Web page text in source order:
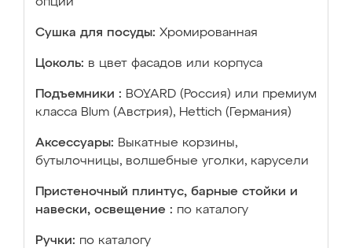
Сушка для посуды: Хромированная
Цоколь: в цвет фасадов или корпуса
Подъемники : BOYARD (Россия) или премиум
класса Blum (Австрия), Hettich (Германия)
Аксессуары: Выкатные корзины,
бутылочницы, волшебные уголки, карусели
Пристеночный плинтус, барные стойки и
навески, освещение : по каталогу
Ручки: по каталогу